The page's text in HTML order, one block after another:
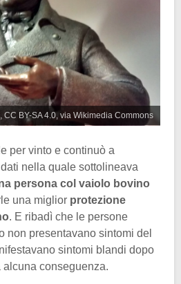
CC BY-SA 4.0, via Wikimedia Commons
per vinto e continuò a
nella quale sottolineava
persona col vaiolo bovino
una miglior protezione
. E ribadì che le persone
non presentavano sintomi del
sintomi blandi dopo
conseguenza.